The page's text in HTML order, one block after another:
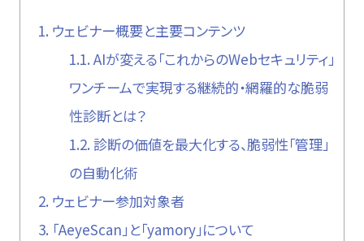
1. ウェビナー概要と主要コンテンツ
1.1. AIが変える「これからのWebセキュリティ」
ワンチームで実現する継続的・網羅的な脆弱
性診断とは？
1.2. 診断の価値を最大化する、脆弱性「管理」
の自動化術
2. ウェビナー参加対象者
3. 「AeyeScan」と「yamory」について